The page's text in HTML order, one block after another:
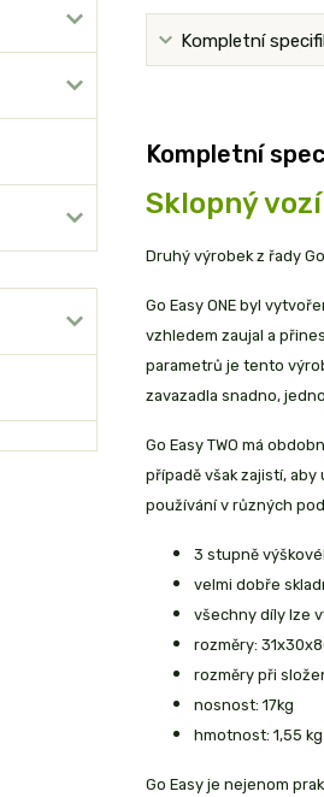
Kompletní
Kompletní
Sklopný
Druhý výrobek z řady
Go Easy ONE byl
vzhledem zaujal a
parametrů je tento
zavazadla snadno,
Go Easy TWO má
případě však zajistí,
používání v různých
3 stupně
velmi dobře
všechny díly lze
rozměry:
rozměry při
nosnost: 17kg
hmotnost: 1,55 kg
Go Easy je nejenom